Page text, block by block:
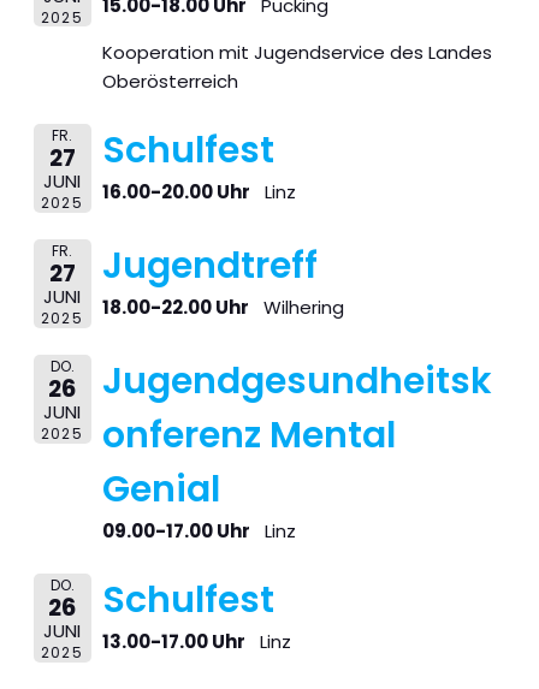
2025 15.00-18.00 Uhr
Pucking
Kooperation mit Jugendservice des Landes
Oberösterreich
FR.
27
JUNI
2025
Schulfest
16.00-20.00 Uhr Linz
FR.
27
JUNI
2025
Jugendtreff
18.00-22.00 Uhr Wilhering
DO.
26
JUNI
2025
Jugendgesundheitsk
onferenz Mental
Genial
09.00-17.00 Uhr Linz
DO.
26
JUNI
2025
Schulfest
13.00-17.00 Uhr Linz